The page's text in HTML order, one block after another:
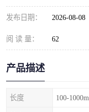
发布日期： 2026-08-08
阅 读 量： 62
产品描述
长度 100-1000m